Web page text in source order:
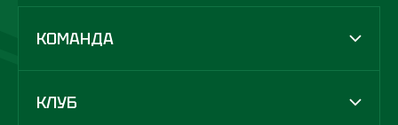
КОМАНДА
КЛУБ